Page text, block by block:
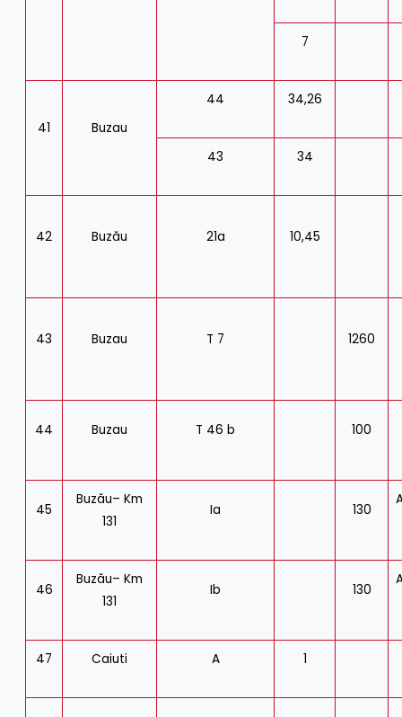
7
41 Buzau
44 34,26
43 34
42 Buzău 21a 10,45
43 Buzau T 7 1260
44 Buzau T 46 b 100
45
Buzău– Km
131
Ia 130
46
Buzău– Km
131
Ib 130
47 Caiuti A 1